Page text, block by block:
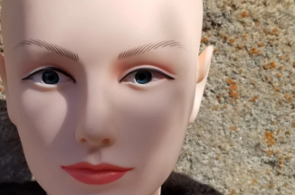
Tour de cou